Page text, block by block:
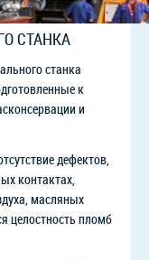
СТАНКА
станка
к
и
дефектов,
контактах,
масляных
целостность пломб